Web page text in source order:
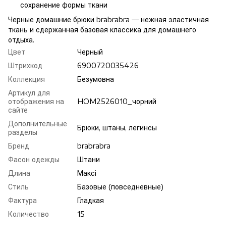
сохранение формы ткани
Черные домашние брюки brabrabra — нежная эластичная
ткань и сдержанная базовая классика для домашнего
отдыха.
Цвет
Черный
Штрихкод
6900720035426
Коллекция
Безумовна
Артикул для
отображения на
сайте
HOM2526010_чорний
Дополнительные
разделы
Брюки, штаны, легинсы
Бренд
brabrabra
Фасон одежды
Штани
Длина
Максі
Стиль
Базовые (повседневные)
Фактура
Гладкая
Количество
15